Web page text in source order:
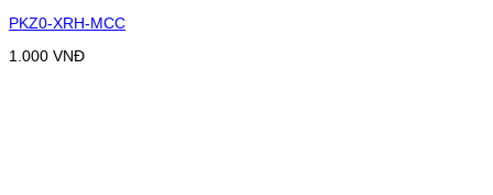
PKZ0-XRH-MCC
1.000 VNĐ